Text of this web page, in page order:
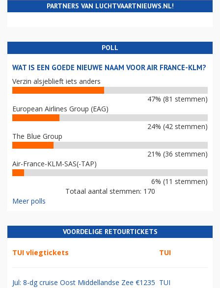
PARTNERS VAN LUCHTVAARTNIEUWS.NL!
POLL
WAT IS EEN GOEDE NIEUWE NAAM VOOR AIR FRANCE-KLM?
Verzin alsjeblieft iets anders
47% (81 stemmen)
European Airlines Group (EAG)
24% (42 stemmen)
The Blue Group
21% (36 stemmen)
Air-France-KLM-SAS(-TAP)
6% (11 stemmen)
Totaal aantal stemmen: 170
Meer polls
VOORDELIGE RETOURTICKETS
TUI vliegtickets TUI
Jul: 8-dg cruise Oost Middellandse Zee €1235 TUI